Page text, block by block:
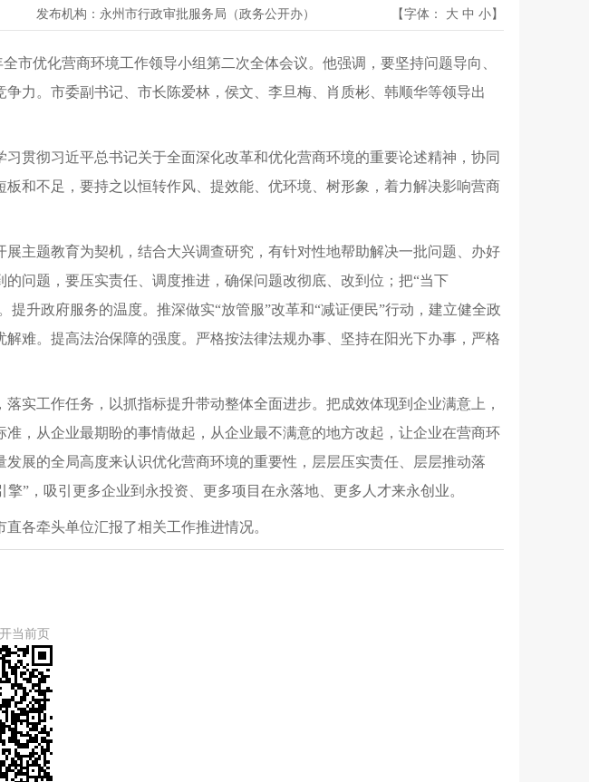
发布机构： 永州市行政审批服务局（政务公开办） 【字体： 大 中 小】
市优化营商环境工作领导小组第二次全体会议。他强调，要坚持问题导向、
力。市委副书记、市长陈爱林，侯文、李旦梅、肖质彬、韩顺华等领导出
贯彻习近平总书记关于全面深化改革和优化营商环境的重要论述精神，协同
和不足，要持之以恒转作风、提效能、优环境、树形象，着力解决影响营商
主题教育为契机，结合大兴调查研究，有针对性地帮助解决一批问题、办好
问题，要压实责任、调度推进，确保问题改彻底、改到位；把“当下
升政府服务的温度。推深做实“放管服”改革和“减证便民”行动，建立健全政
难。提高法治保障的强度。严格按法律法规办事、坚持在阳光下办事，严格
实工作任务，以抓指标提升带动整体全面进步。把成效体现到企业满意上，
，从企业最期盼的事情做起，从企业最不满意的地方改起，让企业在营商环
展的全局高度来认识优化营商环境的重要性，层层压实责任、层层推动落
”，吸引更多企业到永投资、更多项目在永落地、更多人才来永创业。
各牵头单位汇报了相关工作推进情况。
当前页